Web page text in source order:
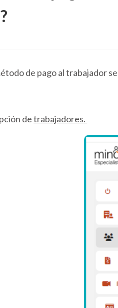
de pago al trabajador
detrabajadores.